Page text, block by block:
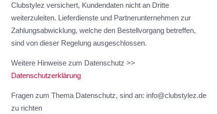
Clubstylez versichert, Kundendaten nicht an Dritte
weiterzuleiten. Lieferdienste und Partnerunternehmen zur
Zahlungsabwicklung, welche den Bestellvorgang betreffen,
sind von dieser Regelung ausgeschlossen.
Weitere Hinweise zum Datenschutz >>
Datenschutzerklärung
Fragen zum Thema Datenschutz, sind an: info@clubstylez.de
zu richten